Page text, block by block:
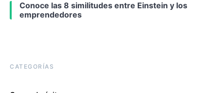
Conoce las 8 similitudes entre Einstein y los
emprendedores
CATEGORÍAS